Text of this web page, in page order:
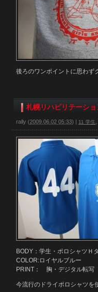
後ろのワンポイントに思わず
札幌リハビリテーシ
rally (2009.06.02 05:33) | 11 学生
BODY：学生・ポロシャツＨ
COLOR:ロイヤルブルー
PRINT： 胸・デジタル転
今流行のドライポロシャツを